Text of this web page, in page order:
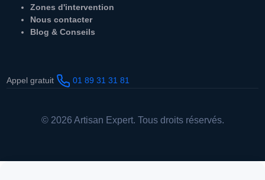
Zones d'intervention
Nous contacter
Blog & Conseils
Appel gratuit 01 89 31 31 81
© 2026 Artisan Expert. Tous droits réservés.